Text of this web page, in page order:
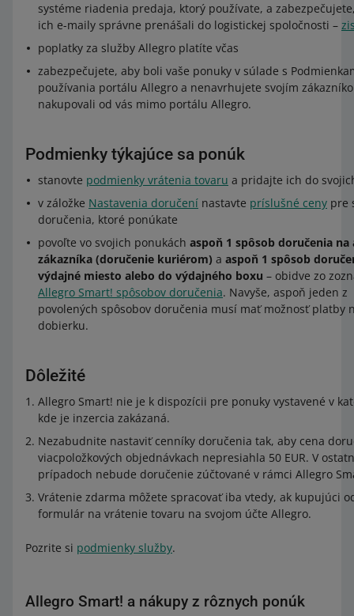
systéme riadenia predaja, ktorý používate, a
ich e-maily správne prenášali do logistickej spoločnosti –
poplatky za služby Allegro platíte včas
zabezpečujete, aby boli vaše ponuky v súlade s
používania portálu Allegro a nenavrhujete svojím
nakupovali od vás mimo portálu Allegro.
Podmienky týkajúce sa ponúk
stanovte podmienky vrátenia tovaru a pridajte ich do
v záložke Nastavenia doručení nastavte príslušné ceny pre
doručenia, ktoré ponúkate
povoľte vo svojich ponukách aspoň 1 spôsob doručenia na
zákazníka (doručenie kuriérom) a aspoň 1 spôsob
výdajné miesto alebo do výdajného boxu – obidve zo
Allegro Smart! spôsobov doručenia. Navyše, aspoň jeden z
povolených spôsobov doručenia musí mať možnosť platby
dobierku.
Dôležité
Allegro Smart! nie je k dispozícii pre ponuky vystavené v
kde je inzercia zakázaná.
Nezabudnite nastaviť cenníky doručenia tak, aby cena
viacpoložkových objednávkach nepresiahla 50 EUR. V
prípadoch nebude doručenie zúčtované v rámci Allegro
Vrátenie zdarma môžete spracovať iba vtedy, ak kupujúci
formulár na vrátenie tovaru na svojom účte Allegro.
Pozrite si podmienky služby.
Allegro Smart! a nákupy z rôznych ponúk